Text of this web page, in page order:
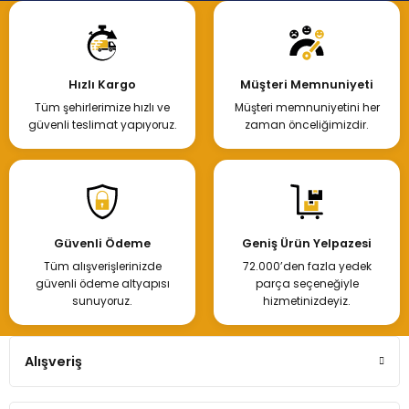
Hızlı Kargo
Tüm şehirlerimize hızlı ve
güvenli teslimat yapıyoruz.
Müşteri Memnuniyeti
Müşteri memnuniyetini her
zaman önceliğimizdir.
Güvenli Ödeme
Tüm alışverişlerinizde
güvenli ödeme altyapısı
sunuyoruz.
Geniş Ürün Yelpazesi
72.000’den fazla yedek
parça seçeneğiyle
hizmetinizdeyiz.
Alışveriş